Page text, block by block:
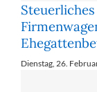
Dienstag, 26.